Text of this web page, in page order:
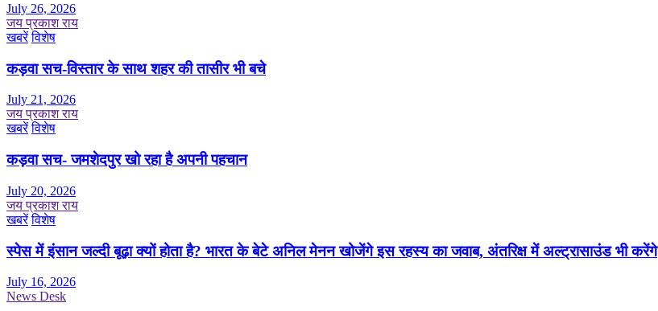
July 26, 2026
जय प्रकाश राय
खबरें विशेष
कड़वा सच-विस्तार के साथ शहर की तासीर भी बचे
July 21, 2026
जय प्रकाश राय
खबरें विशेष
कड़वा सच- जमशेदपुर खो रहा है अपनी पहचान
July 20, 2026
जय प्रकाश राय
खबरें विशेष
स्पेस में इंसान जल्दी बूढ़ा क्यों होता है? भारत के बेटे अनिल मेनन खोजेंगे इस रहस्य का जवाब, अंतरिक्ष में अल्ट्रासाउंड भी करेंगे
July 16, 2026
News Desk